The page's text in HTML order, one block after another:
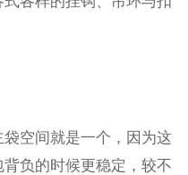
空间就是一个，因为这
负的时候更稳定，较不